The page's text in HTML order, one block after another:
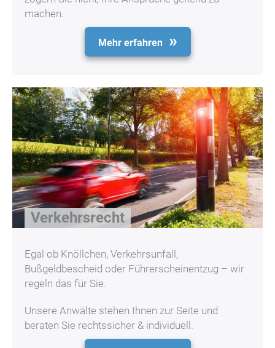
machen.
Mehr erfahren
Verkehrsrecht
Egal ob Knöllchen, Verkehrsunfall,
Bußgeldbescheid oder Führerscheinentzug – wir
regeln das für Sie.
Unsere Anwälte stehen Ihnen zur Seite und
beraten Sie rechtssicher & individuell.